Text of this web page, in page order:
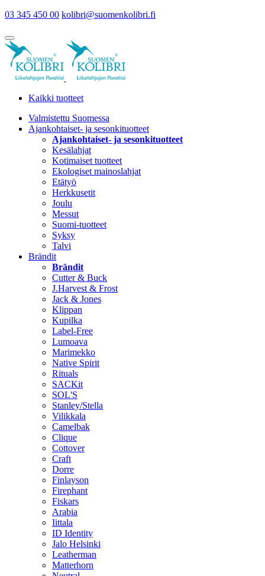
03 345 450 00 kolibri@suomenkolibri.fi
Kaikki tuotteet
Valmistettu Suomessa
Ajankohtaiset- ja sesonkituotteet
Ajankohtaiset- ja sesonkituotteet
Kesälahjat
Kotimaiset tuotteet
Ekologiset mainoslahjat
Etätyö
Herkkusetit
Joulu
Messut
Suomi-tuotteet
Syksy
Talvi
Brändit
Brändit
Cutter & Buck
J.Harvest & Frost
Jack & Jones
Klippan
Kupilka
Label-Free
Lumoava
Marimekko
Native Spirit
Rituals
SACKit
SOL'S
Stanley/Stella
Vilikkala
Camelbak
Clique
Cottover
Craft
Dorre
Finlayson
Firephant
Fiskars
Arabia
Iittala
ID Identity
Jalo Helsinki
Leatherman
Matterhorn